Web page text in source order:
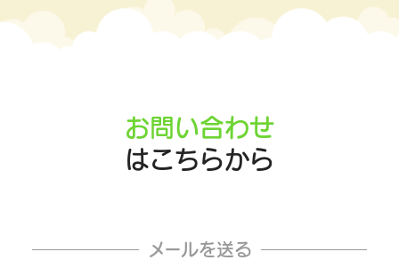
お問い合わせ
はこちらから
メールを送る